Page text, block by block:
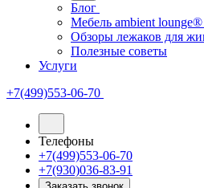
Блог
Мебель ambient
Обзоры лежаков для
Полезные советы
Услуги
+7(499)553-06-70
Телефоны
+7(499)553-06-70
+7(930)036-83-91